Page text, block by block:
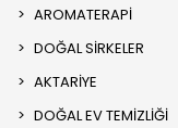
AROMATERAPİ
DOĞAL SİRKELER
AKTARİYE
DOĞAL EV TEMİZLİĞİ